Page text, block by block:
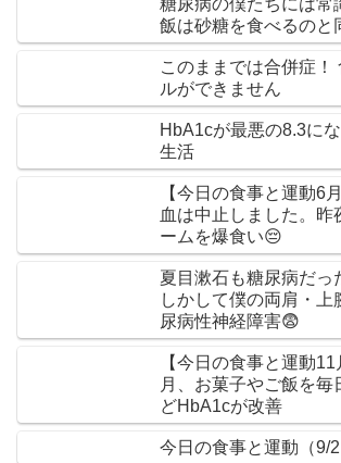
飯は砂糖を食べるのと
このままでは合併症！
ルができません
HbA1cが最悪の8.3に
生活
【今日の食事と運動6
血は中止しました。昨
ームを爆食い😔
夏目漱石も糖尿病だ
しかして僕の両肩・上
尿病性神経障害😨
【今日の食事と運動
月、お菓子やご飯を毎
どHbA1cが改善
今日の食事と運動（9/